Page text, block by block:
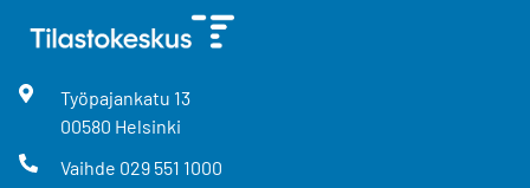
Työpajankatu 13
00580 Helsinki
Vaihde 029 551 1000